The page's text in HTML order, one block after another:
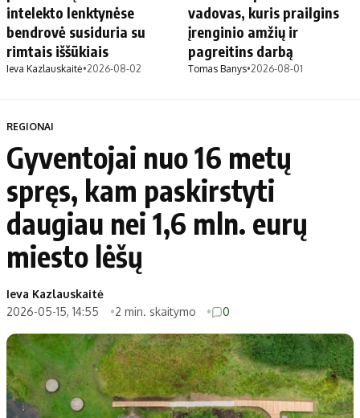
intelekto lenktynėse
bendrovė susiduria su
rimtais iššūkiais
Ieva Kazlauskaitė•2026-08-02
vadovas, kuris prailgins
įrenginio amžių ir
pagreitins darbą
Tomas Banys•2026-08-01
REGIONAI
Gyventojai nuo 16 metų
spręs, kam paskirstyti
daugiau nei 1,6 mln. eurų
miesto lėšų
Ieva Kazlauskaitė
2026-05-15, 14:55
2 min. skaitymo 0